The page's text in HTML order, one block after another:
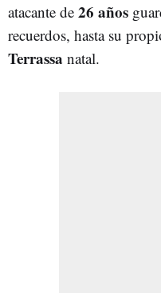
atacante de 26 años
recuerdos, hasta su
Terrassa natal.